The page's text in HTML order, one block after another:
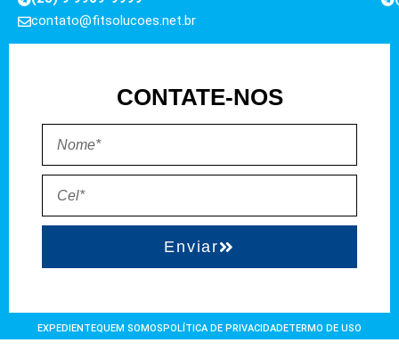
contato@fitsolucoes.net.br
CONTATE-NOS
Enviar
EXPEDIENTEQUEM SOMOS POLÍTICA DE PRIVACIDADETERMO DE USO